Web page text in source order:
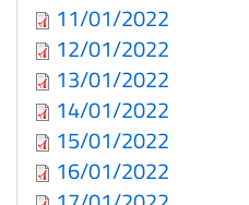
11/01/2022
12/01/2022
13/01/2022
14/01/2022
15/01/2022
16/01/2022